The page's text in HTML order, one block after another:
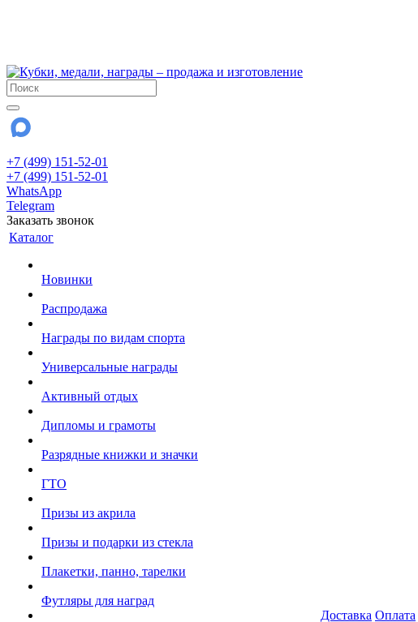
+7 (499) 151-52-01
+7 (499) 151-52-01
WhatsApp
Telegram
Заказать звонок
Каталог
Новинки
Распродажа
Награды по видам спорта
Универсальные награды
Активный отдых
Дипломы и грамоты
Разрядные книжки и значки
ГТО
Призы из акрила
Призы и подарки из стекла
Плакетки, панно, тарелки
Футляры для наград
Доставка Оплата